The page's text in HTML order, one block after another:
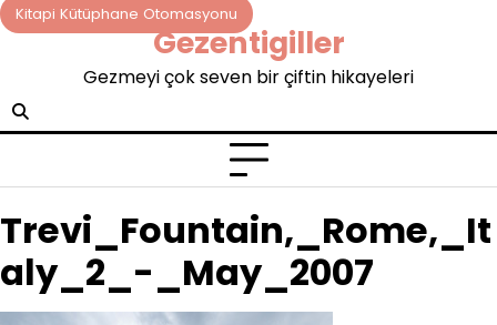
Skip
to
Kitapi Kütüphane Otomasyonu
Gezentigiller
Gezmeyi çok seven bir çiftin hikayeleri
Trevi_Fountain,_Rome,_It
aly_2_-_May_2007